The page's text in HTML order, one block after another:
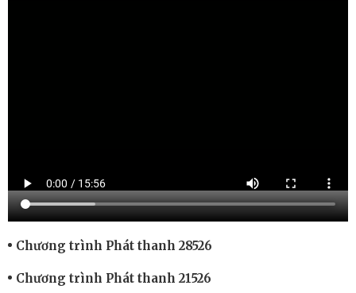
Chương trình Phát thanh 28526
Chương trình Phát thanh 21526